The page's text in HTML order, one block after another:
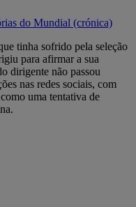
do Mundial (crónica)
tinha sofrido pela seleção
para afirmar a sua
dirigente não passou
nas redes sociais, com
uma tentativa de